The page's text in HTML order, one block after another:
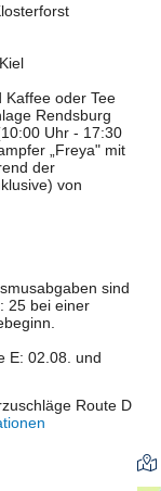
Kaffee oder Tee
Rendsburg
Uhr - 17:30
„Freya" mit
der
von
sind
25 bei einer
E: 02.08. und
Route D